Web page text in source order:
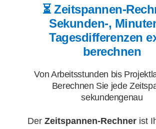
⏳ Zeitspannen-
Sekunden-,
Tagesdifferenzen
berechnen
Von Arbeitsstunden bis
Berechnen Sie jede
sekundengenau
Der Zeitspannen-Rechner ist